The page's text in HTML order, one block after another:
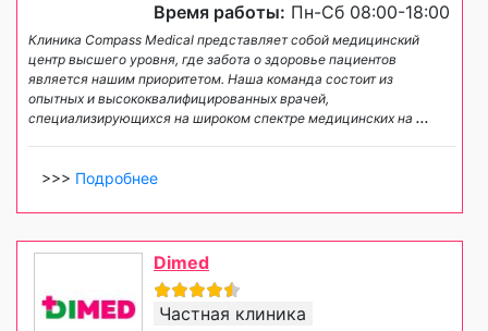
Время работы: Пн-Сб 08:00-18:00
Клиника Compass Medical представляет собой медицинский
центр высшего уровня, где забота о здоровье пациентов
является нашим приоритетом. Наша команда состоит из
опытных и высококвалифицированных врачей,
специализирующихся на широком спектре медицинских на ...
>>> Подробнее
Dimed
Частная клиника